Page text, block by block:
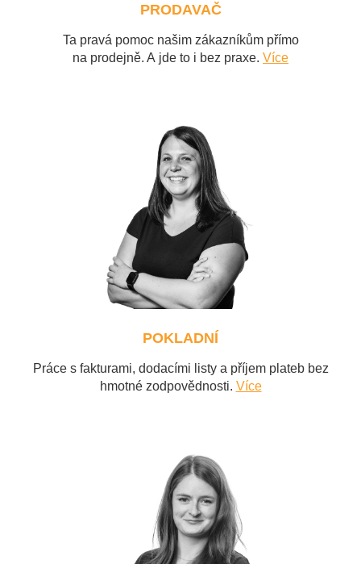
PRODAVAČ
Ta pravá pomoc našim zákazníkům přímo
na prodejně. A jde to i bez praxe. Více
POKLADNÍ
Práce s fakturami, dodacími listy a příjem plateb bez
hmotné zodpovědnosti. Více